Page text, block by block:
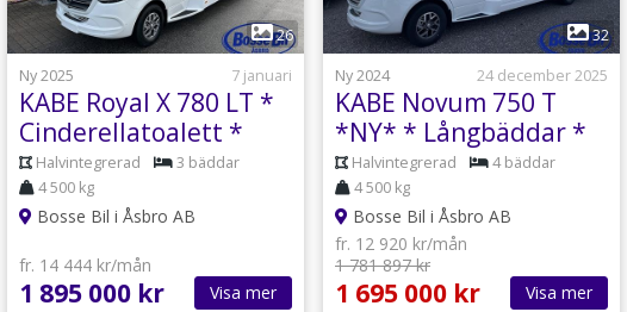
1
26
Ny 2025
7 januari
KABE Royal X 780 LT *
Cinderellatoalett *
Halvintegrerad
3 bäddar
4 500 kg
Bosse Bil i Åsbro AB
fr. 14 444 kr/mån
1 895 000 kr Visa mer
1
32
Ny 2024
24 december 2025
KABE Novum 750 T
*NY* * Långbäddar *
Royalpaket
Halvintegrerad
4 bäddar
4 500 kg
Bosse Bil i Åsbro AB
fr. 12 920 kr/mån
1 781 897 kr
1 695 000 kr Visa mer